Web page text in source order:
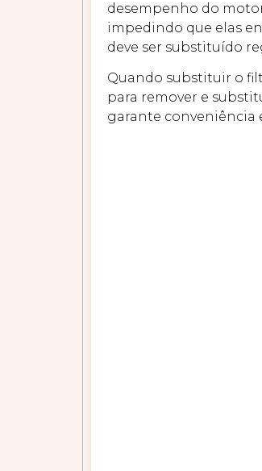
desempenho do
impedindo que elas
deve ser substituído
Quando substituir o
para remover e
garante conveniência